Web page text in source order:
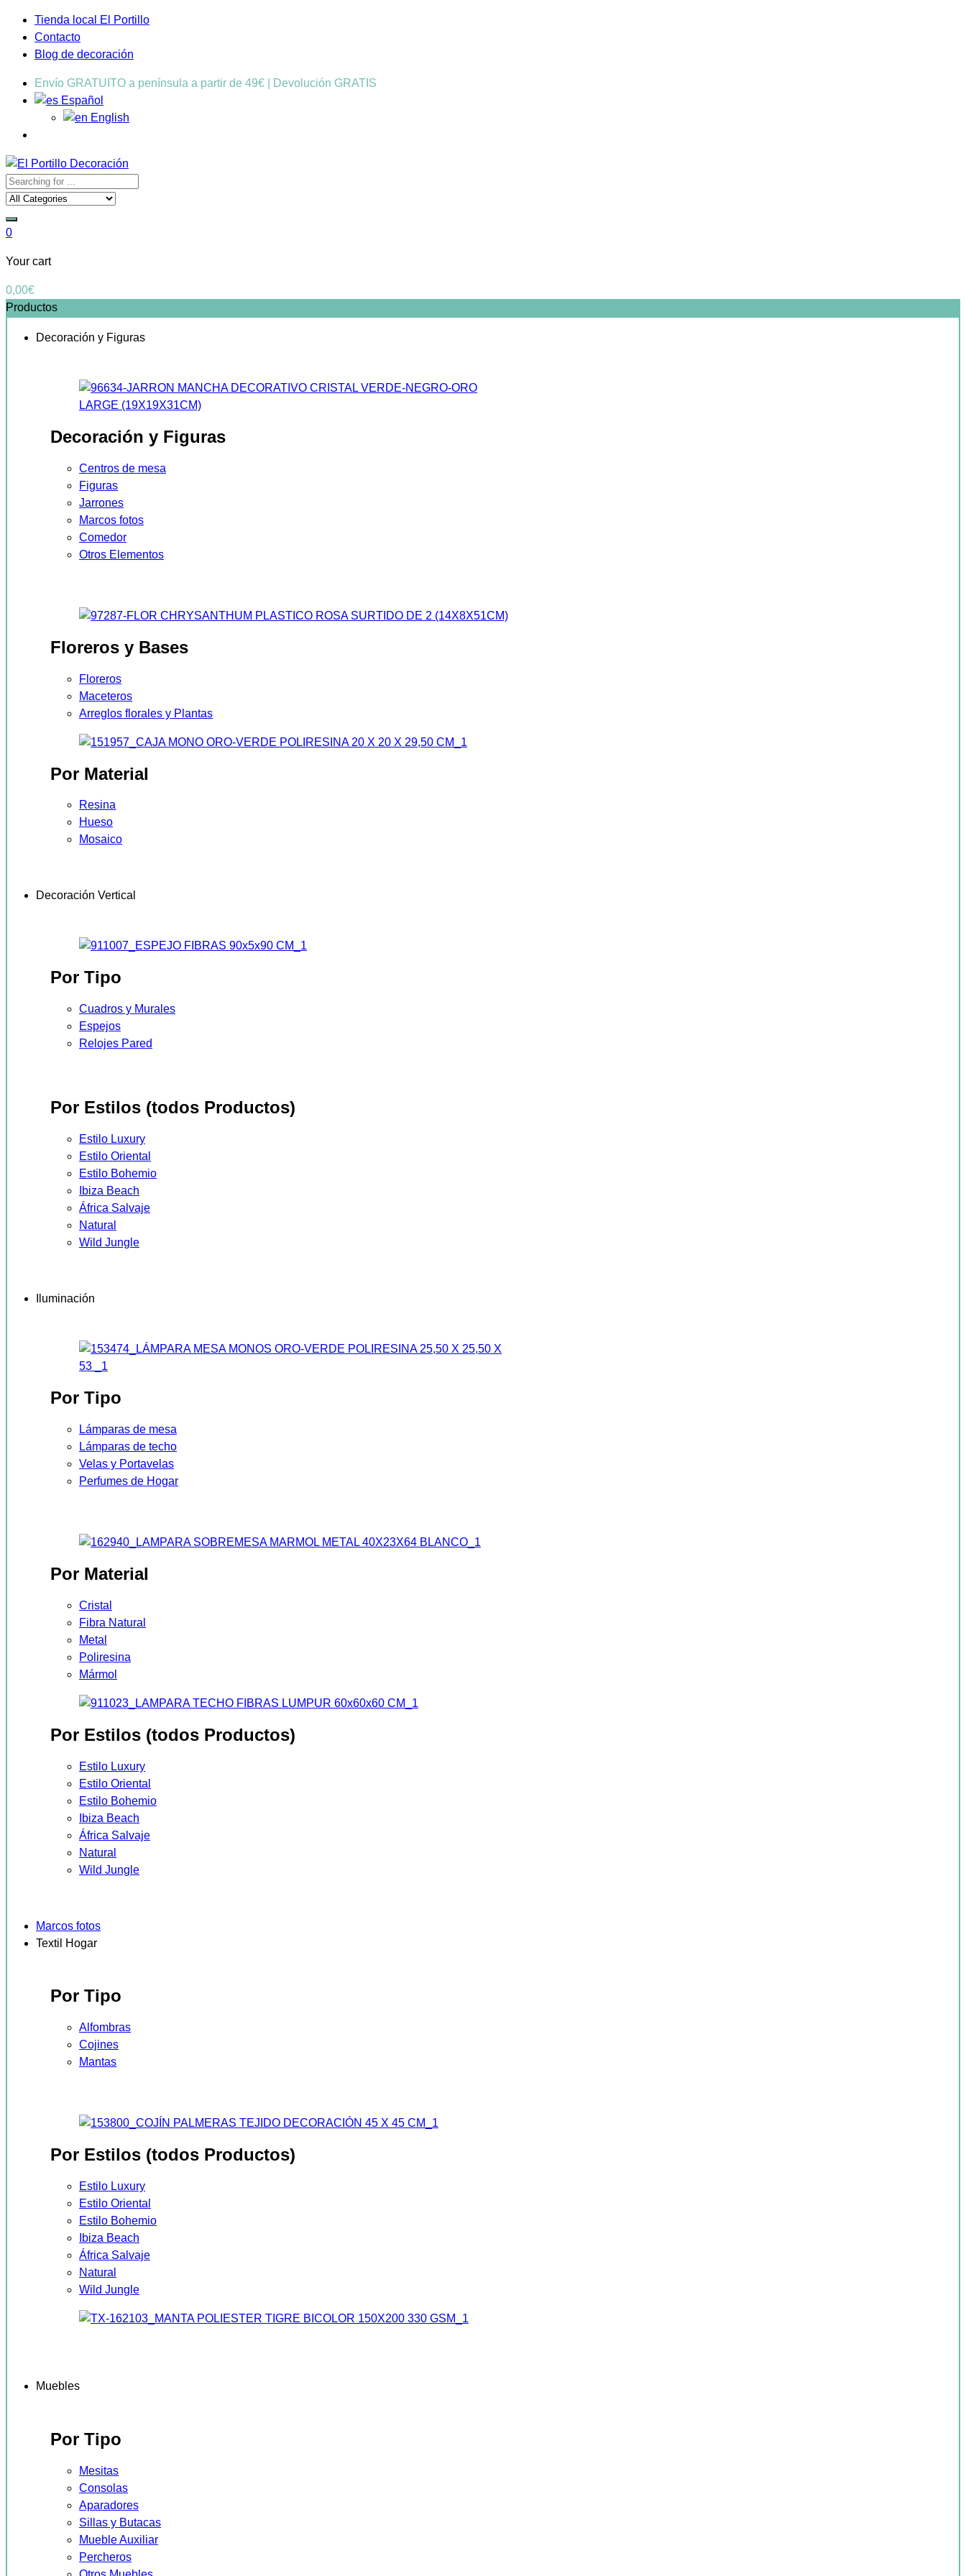
Tienda local El Portillo
Contacto
Blog de decoración
Envío GRATUITO a península a partir de 49€ | Devolución GRATIS
Español
English
0
Your cart
0,00€
Productos
Decoración y Figuras
Decoración y Figuras
Centros de mesa
Figuras
Jarrones
Marcos fotos
Comedor
Otros Elementos
Floreros y Bases
Floreros
Maceteros
Arreglos florales y Plantas
Por Material
Resina
Hueso
Mosaico
Decoración Vertical
Por Tipo
Cuadros y Murales
Espejos
Relojes Pared
Por Estilos (todos Productos)
Estilo Luxury
Estilo Oriental
Estilo Bohemio
Ibiza Beach
África Salvaje
Natural
Wild Jungle
Iluminación
Por Tipo
Lámparas de mesa
Lámparas de techo
Velas y Portavelas
Perfumes de Hogar
Por Material
Cristal
Fibra Natural
Metal
Poliresina
Mármol
Por Estilos (todos Productos)
Estilo Luxury
Estilo Oriental
Estilo Bohemio
Ibiza Beach
África Salvaje
Natural
Wild Jungle
Marcos fotos
Textil Hogar
Por Tipo
Alfombras
Cojines
Mantas
Por Estilos (todos Productos)
Estilo Luxury
Estilo Oriental
Estilo Bohemio
Ibiza Beach
África Salvaje
Natural
Wild Jungle
Muebles
Por Tipo
Mesitas
Consolas
Aparadores
Sillas y Butacas
Mueble Auxiliar
Percheros